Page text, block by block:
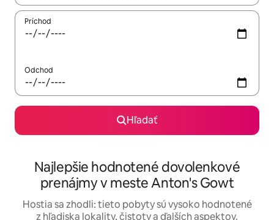
Príchod
Odchod
Hľadať
Najlepšie hodnotené dovolenkové
prenájmy v meste Anton's Gowt
Hostia sa zhodli: tieto pobyty sú vysoko hodnotené
z hľadiska lokality, čistoty a ďalších aspektov.